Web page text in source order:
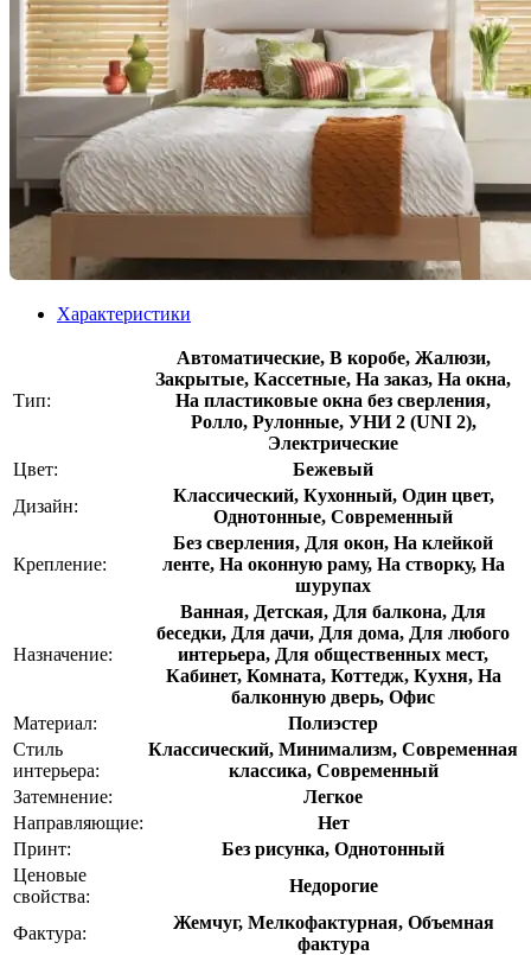
Характеристики
Тип:
Автоматические, В коробе, Жалюзи,
Закрытые, Кассетные, На заказ, На окна,
На пластиковые окна без сверления,
Ролло, Рулонные, УНИ 2 (UNI 2),
Электрические
Цвет:
Бежевый
Дизайн:
Классический, Кухонный, Один цвет,
Однотонные, Современный
Крепление:
Без сверления, Для окон, На клейкой
ленте, На оконную раму, На створку, На
шурупах
Назначение:
Ванная, Детская, Для балкона, Для
беседки, Для дачи, Для дома, Для любого
интерьера, Для общественных мест,
Кабинет, Комната, Коттедж, Кухня, На
балконную дверь, Офис
Материал:
Полиэстер
Стиль
интерьера:
Классический, Минимализм, Современная
классика, Современный
Затемнение:
Легкое
Направляющие:
Нет
Принт:
Без рисунка, Однотонный
Ценовые
свойства:
Недорогие
Фактура:
Жемчуг, Мелкофактурная, Объемная
фактура